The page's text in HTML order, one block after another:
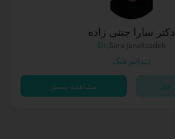
دکتر سارا جنتی زاده
Sara Janatizadeh
,Dr
دندانپزشک
مشاهده بیشتر